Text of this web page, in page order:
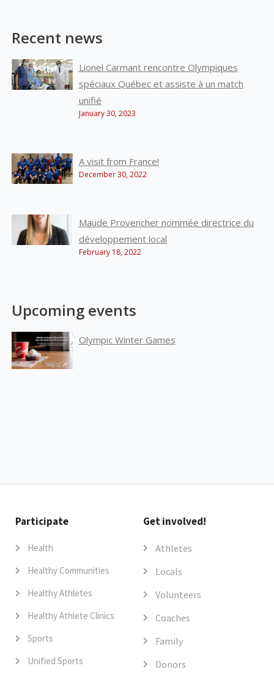
Recent news
Lionel Carmant rencontre Olympiques
spéciaux Québec et assiste à un match
unifié
January 30, 2023
A visit from France!
December 30, 2022
Maude Provencher nommée directrice du
développement local
February 18, 2022
Upcoming events
Olympic Winter Games
Participate
Health
Healthy Communities
Healthy Athletes
Healthy Athlete Clinics
Sports
Unified Sports
Get involved!
Athletes
Locals
Volunteers
Coaches
Family
Donors